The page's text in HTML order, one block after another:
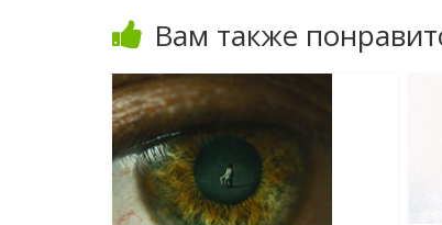
Вам также